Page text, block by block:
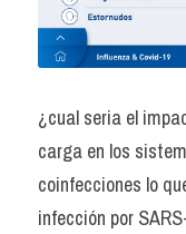
¿cual seria el
carga en los
coinfecciones lo
infección por